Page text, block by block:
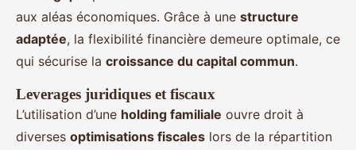
aux aléas économiques. Grâce à une structure
adaptée, la flexibilité financière demeure optimale, ce
qui sécurise la croissance du capital commun.
Leverages juridiques et fiscaux
L’utilisation d’une holding familiale ouvre droit à
diverses optimisations fiscales lors de la répartition